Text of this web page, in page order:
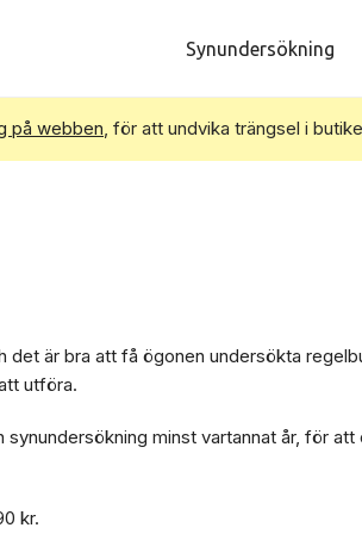
Synundersökning
på webben, för att undvika trängsel i
det är bra att få ögonen undersökta
utföra.
minst vartannat år, för
kr.